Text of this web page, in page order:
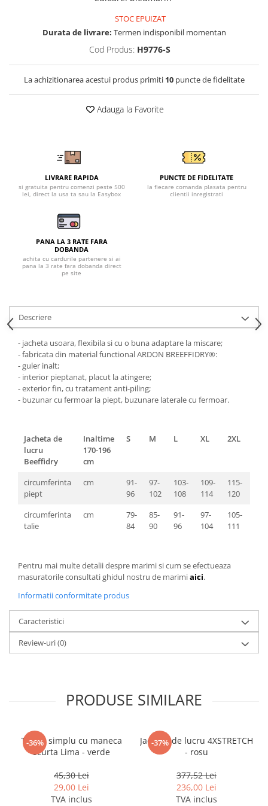
Impermeabila
Combinezoane de lucru
impermeabile
Costume de ploaie impermeabile
Jachete / Bluze salopeta
Pantaloni impermeabili
Industria alimentara
Manecute
Pantaloni de lucru
Pantaloni de lucru in talie
Jachete pentru sudura
Pantaloni de protectie
Pantaloni de lucru cu pieptar
Pentru femei
Bluze pentru femei
Fleece-uri
Halate
Pantaloni de lucru in talie
Tricouri polo
Veste de lucru
STOC EPUIZAT
Durata de livrare: Termen indisponibil momentan
Cod Produs: H9776-S
La achizitionarea acestui produs primiti 10puncte de fidelitate
Adauga la Favorite
LIVRARE RAPIDA
si gratuita pentru comenzi peste 500
lei, direct la usa ta sau la Easybox
PUNCTE DE FIDELITATE
la fiecare comanda plasata pentru
clientii inregistrati
PANA LA 3 RATE FARA
DOBANDA
achita cu cardurile partenere si ai
pana la 3 rate fara dobanda direct
pe site
Descriere
- jacheta usoara, flexibila si cu o buna adaptare la miscare;
- fabricata din material functional ARDON BREEFFIDRY®:
- guler inalt;
- interior pieptanat, placut la atingere;
- exterior fin, cu tratament anti-piling;
- buzunar cu fermoar la piept, buzunare laterale cu fermoar.
Jacheta de
lucru
Beeffidry
Inaltime
170-196
cm
S M L XL 2XL
circumferinta
piept
cm
91-
96
97-
102
103-
108
109-
114
115-
120
circumferinta
talie
cm
79-
84
85-
90
91-
96
97-
104
105-
111
Pentru mai multe detalii despre marimi si cum se efectueaza
masuratorile consultati ghidul nostru de marimiaici.
Informatii conformitate produs
Caracteristici
Review-uri(0)
PRODUSE SIMILARE
-36%
Tricou simplu cu maneca
scurta Lima - verde
45,30 Lei
29,00 Lei
TVA inclus
-37%
Jacheta de lucru 4XSTRETCH
- rosu
377,52 Lei
236,00 Lei
TVA inclus